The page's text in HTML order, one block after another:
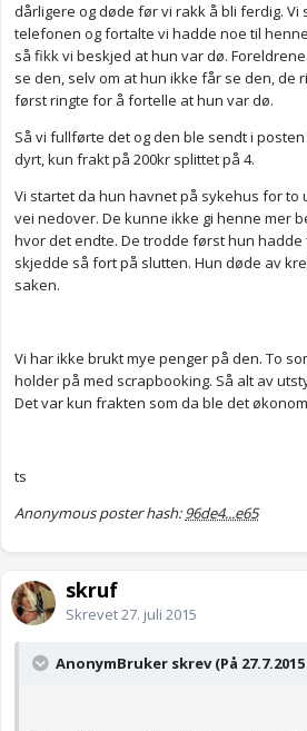
dårligere og døde før vi rakk å bli ferdig. Vi
telefonen og fortalte vi hadde noe til
så fikk vi beskjed at hun var dø.
se den, selv om at hun ikke får se den, de
først ringte for å fortelle at hun var dø.
Så vi fullførte det og den ble sendt i
dyrt, kun frakt på 200kr splittet på 4.
Vi startet da hun havnet på sykehus for to
vei nedover. De kunne ikke gi henne mer
hvor det endte. De trodde først hun
skjedde så fort på slutten. Hun døde av
saken.
Vi har ikke brukt mye penger på den. To
holder på med scrapbooking. Så alt av
Det var kun frakten som da ble det
ts
Anonymous poster hash:96de4...e65
skruf
Skrevet27. juli 2015
AnonymBruker skrev (På 27.7.2015